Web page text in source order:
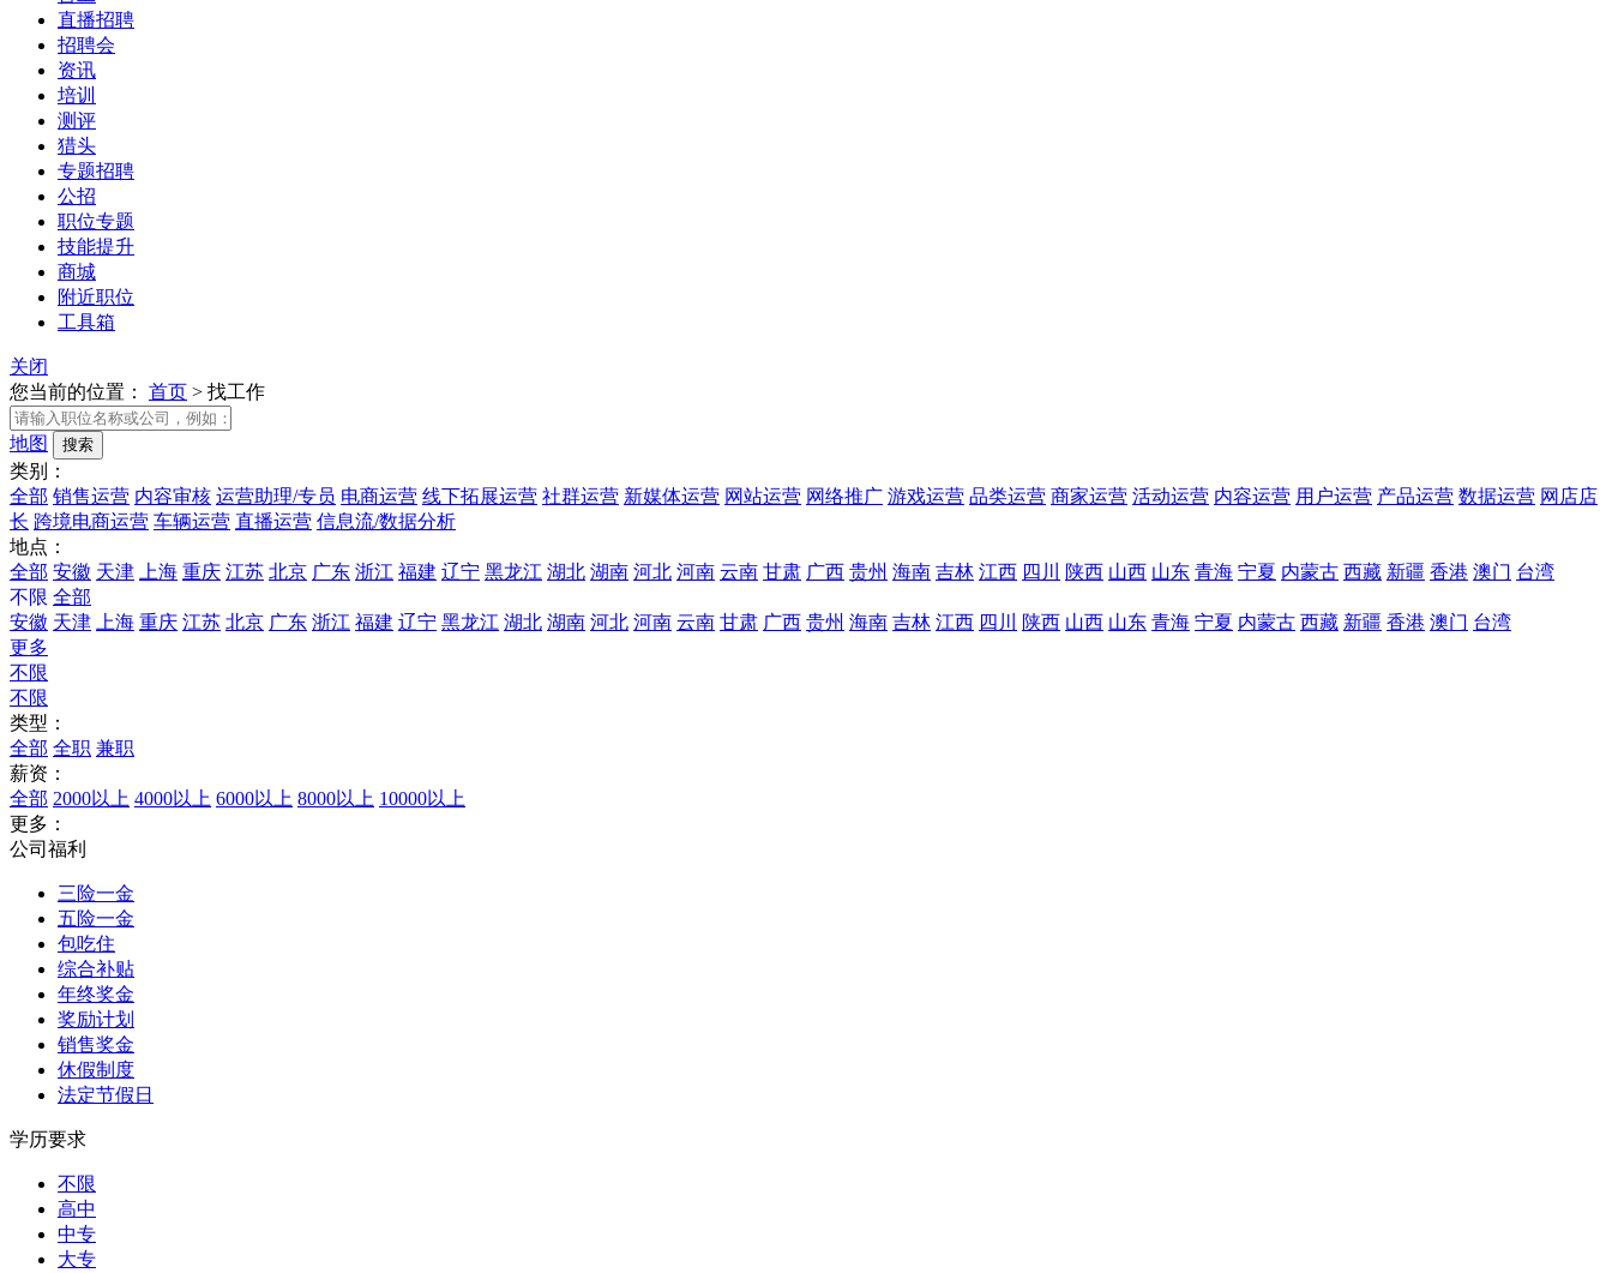
直播招聘
招聘会
资讯
培训
测评
猎头
专题招聘
公招
职位专题
技能提升
商城
附近职位
工具箱
关闭
您当前的位置： 首页 > 找工作
地图
类别：
全部 销售运营 内容审核 运营助理/专员 电商运营 线下拓展运营 社群运营 新媒体运营 网站运营 网络推广 游戏运营 品类运营 商家运营 活动运营 内容运营 用户运营 产品运营 数据运营 网店店
长 跨境电商运营 车辆运营 直播运营 信息流/数据分析
地点：
全部 安徽 天津 上海 重庆 江苏 北京 广东 浙江 福建 辽宁 黑龙江 湖北 湖南 河北 河南 云南 甘肃 广西 贵州 海南 吉林 江西 四川 陕西 山西 山东 青海 宁夏 内蒙古 西藏 新疆 香港 澳门 台湾
不限 全部
安徽 天津 上海 重庆 江苏 北京 广东 浙江 福建 辽宁 黑龙江 湖北 湖南 河北 河南 云南 甘肃 广西 贵州 海南 吉林 江西 四川 陕西 山西 山东 青海 宁夏 内蒙古 西藏 新疆 香港 澳门 台湾
更多
不限
不限
类型：
全部 全职 兼职
薪资：
全部 2000以上 4000以上 6000以上 8000以上 10000以上
更多：
公司福利
三险一金
五险一金
包吃住
综合补贴
年终奖金
奖励计划
销售奖金
休假制度
法定节假日
学历要求
不限
高中
中专
大专